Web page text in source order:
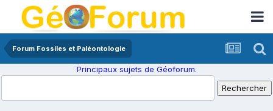
Forum Fossiles et Paléontologie
Principaux sujets de Géoforum.